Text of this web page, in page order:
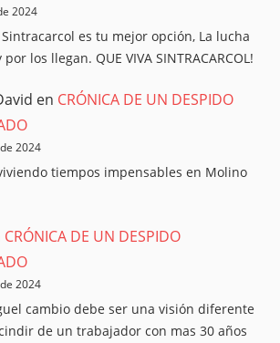
2024
es tu mejor opción, La lucha
los llegan. QUE VIVA SINTRACARCOL!
en CRÓNICA DE UN DESPIDO
2024
tiempos impensables en Molino
CRÓNICA DE UN DESPIDO
2024
cambio debe ser una visión diferente
de un trabajador con mas 30 años